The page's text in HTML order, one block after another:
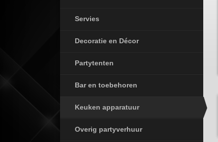
Servies
Decoratie en Décor
Partytenten
Bar en toebehoren
Keuken apparatuur
Overig partyverhuur